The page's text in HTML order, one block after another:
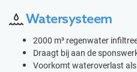
Watersysteem
2000 m³ regenwater
Draagt bij aan de
Voorkomt wateroverlast